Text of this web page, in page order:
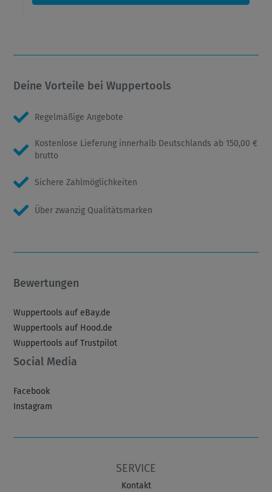
Deine Vorteile bei Wuppertools
Regelmäßige Angebote
Kostenlose Lieferung innerhalb Deutschlands ab 150,00 €
brutto
Sichere Zahlmöglichkeiten
Über zwanzig Qualitätsmarken
Bewertungen
Wuppertools auf eBay.de
Wuppertools auf Hood.de
Wuppertools auf Trustpilot
Social Media
Facebook
Instagram
SERVICE
Kontakt